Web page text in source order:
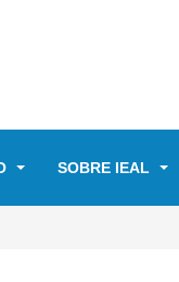
SOBRE IEAL
A LA